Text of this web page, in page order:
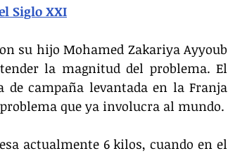
Siglo XXI
su hijo Mohamed Zakariya Ayyoub
la magnitud del problema. El
campaña levantada en la Franja
que ya involucra al mundo.
actualmente 6 kilos, cuando en el